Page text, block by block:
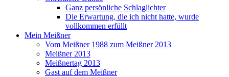
Ganz persönliche Schlaglichter
Die Erwartung, die ich nicht hatte, wurde
vollkommen erfüllt
Mein Meißner
Vom Meißner 1988 zum Meißner 2013
Meißner 2013
Meißnertag 2013
Gast auf dem Meißner